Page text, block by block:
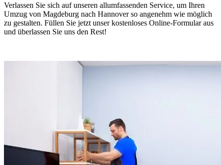
Verlassen Sie sich auf unseren allumfassenden Service, um Ihren
Umzug von Magdeburg nach Hannover so angenehm wie möglich
zu gestalten. Füllen Sie jetzt unser kostenloses Online-Formular aus
und überlassen Sie uns den Rest!